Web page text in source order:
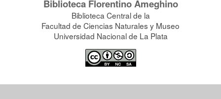
Biblioteca Florentino Ameghino
Biblioteca Central de la
Facultad de Ciencias Naturales y Museo
Universidad Nacional de La Plata